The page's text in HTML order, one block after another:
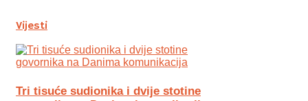
Vijesti
Tri tisuće sudionika i dvije stotine